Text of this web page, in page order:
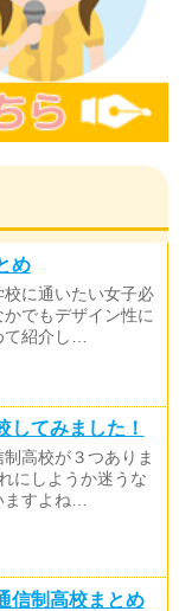
め
に通いたい女子必
でもデザイン性に
紹介し…
してみました！
高校が３つありま
にしようか迷うな
ますよね…
信制高校まとめ